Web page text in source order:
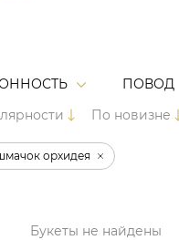
ПОВОД
По новизне
орхидея
Букеты не найдены